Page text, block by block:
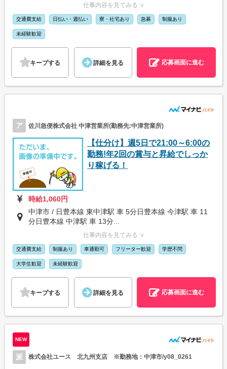
仕事内容を見てみる ∨
交通費支給 日払い・週払い 寮・社宅あり 急募 制服あり
未経験歓迎
キープする 詳細を見る 応募画面に進む
ア 佐川急便株式会社 中津営業所(勤務先:中津営業所)
【仕分け】週5日で21:00～6:00の
勤務!年2回の賞与と昇給でしっか
り稼げる！
時給1,060円
中津市 / 日豊本線 東中津駅 車 5分日豊本線 今津駅 車 11
分日豊本線 中津駅 車 13分...
仕事内容を見てみる ∨
交通費支給 制服あり 車通勤可 フリーター歓迎 学歴不問
大学生歓迎 未経験歓迎
キープする 詳細を見る 応募画面に進む
NEW
派 株式会社ユース 北九州支店 ※勤務地：中津市/y08_0261